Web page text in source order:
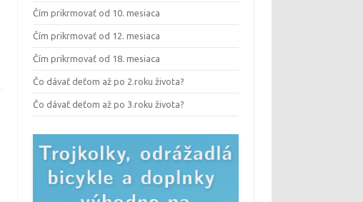
Čím prikrmovať od 10. mesiaca
Čím prikrmovať od 12. mesiaca
Čím prikrmovať od 18. mesiaca
Čo dávať deťom až po 2.roku života?
Čo dávať deťom až po 3.roku života?